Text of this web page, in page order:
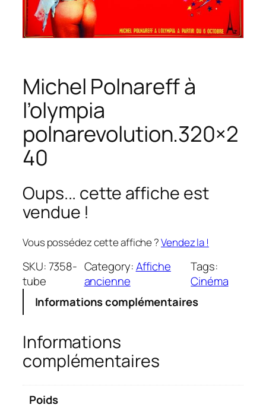
Michel Polnareff à
l’olympia
polnarevolution.320×2
40
Oups... cette affiche est
vendue !
Vous possédez cette affiche ?Vendez la !
SKU:7358-
tube
Category:Affiche
ancienne
Tags:
Cinéma
Informations complémentaires
Informations
complémentaires
Poids